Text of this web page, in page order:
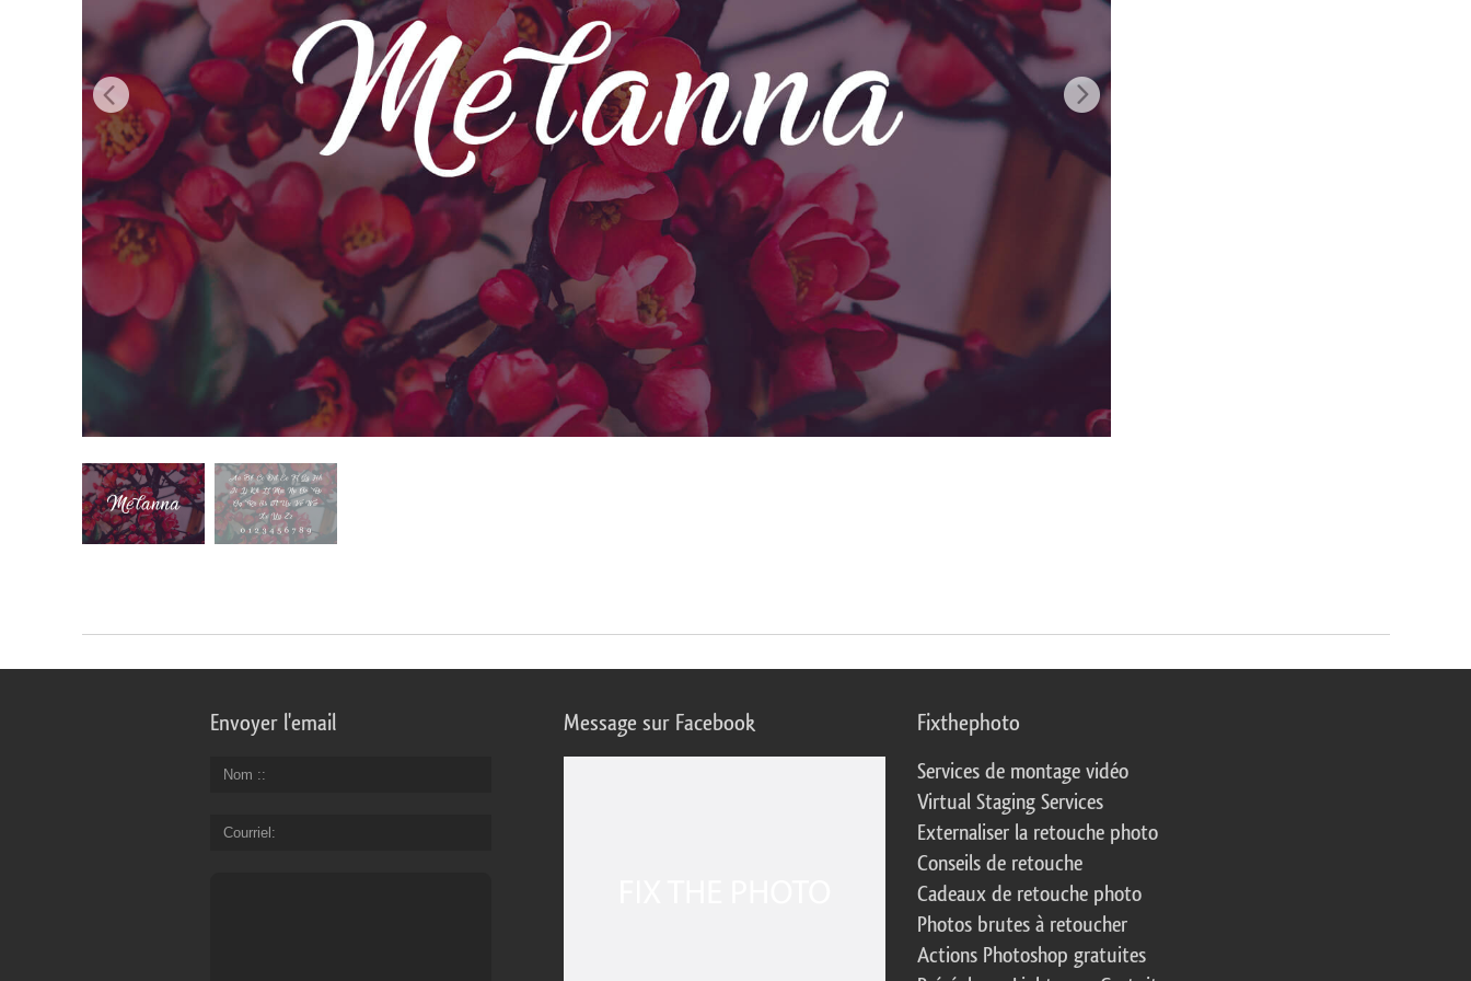
Services de retouche de produits Services de retouche de bijoux Données d'Entraînement IA
Envoyer l'email
Nom :
Courriel
Message sur Facebook Fixthephoto
Services de montage vidéo
Virtual Staging Services
Externaliser la retouche photo
Conseils de retouche
Cadeaux de retouche photo
Photos brutes à retoucher
Actions Photoshop gratuites